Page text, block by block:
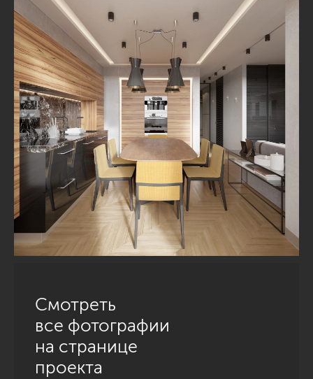
Смотреть
все фотографии
на странице
проекта